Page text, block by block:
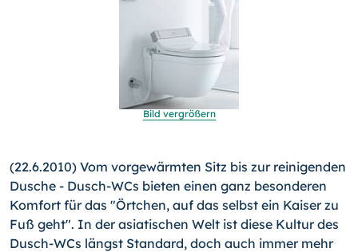
Bild vergrößern
(22.6.2010) Vom vorgewärmten Sitz bis zur reinigenden
Dusche - Dusch-WCs bieten einen ganz besonderen
Komfort für das "Örtchen, auf das selbst ein Kaiser zu
Fuß geht". In der asiatischen Welt ist diese Kultur des
Dusch-WCs längst Standard, doch auch immer mehr